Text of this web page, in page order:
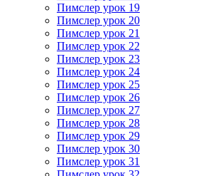
Пимслер урок 19
Пимслер урок 20
Пимслер урок 21
Пимслер урок 22
Пимслер урок 23
Пимслер урок 24
Пимслер урок 25
Пимслер урок 26
Пимслер урок 27
Пимслер урок 28
Пимслер урок 29
Пимслер урок 30
Пимслер урок 31